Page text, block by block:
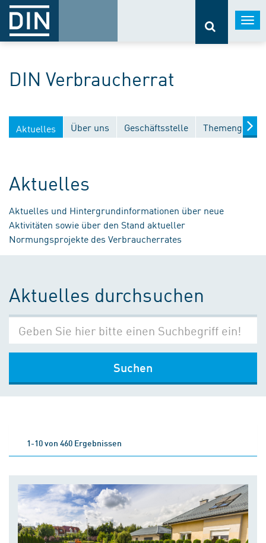
DIN Verbraucherrat
Aktuelles Über uns Geschäftsstelle
Aktuelles
Aktuelles und Hintergrundinformationen über neue
Aktivitäten sowie über den Stand aktueller
Normungsprojekte des Verbraucherrates
Aktuelles durchsuchen
Suchen
1-10 von 460 Ergebnissen